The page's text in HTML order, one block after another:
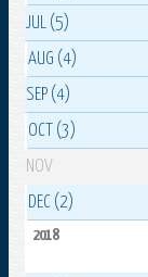
JUL (5)
AUG (4)
SEP (4)
OCT (3)
NOV
DEC (2)
2018